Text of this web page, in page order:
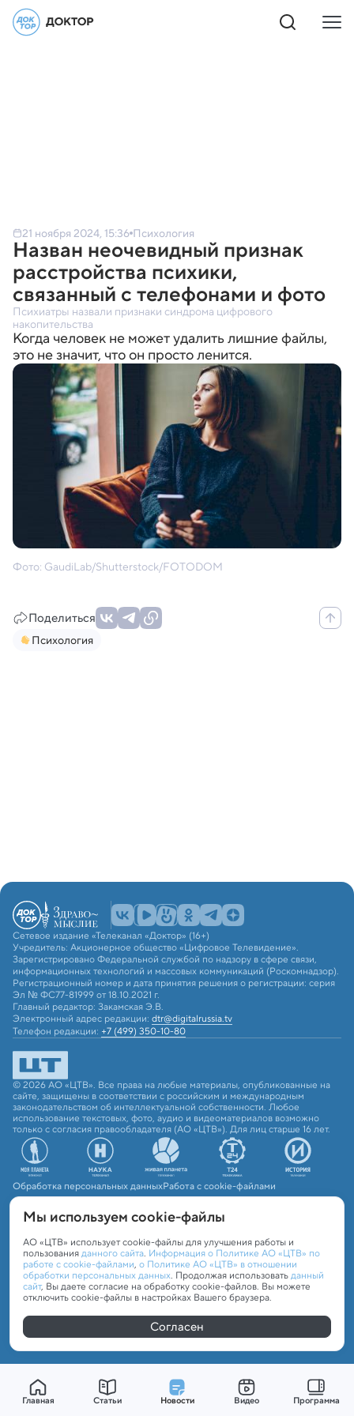
21 ноября 2024, 15:36 Психология
Назван неочевидный признак
расстройства психики,
связанный с телефонами и фото
Психиатры назвали признаки синдрома цифрового
накопительства
Когда человек не может удалить лишние файлы,
это не значит, что он просто ленится.
Фото: GaudiLab/Shutterstock/FOTODOM
Поделиться
Психология
Сетевое издание «Телеканал «Доктор» (16+)
Учредитель: Акционерное общество «Цифровое Телевидение».
Зарегистрировано Федеральной службой по надзору в сфере связи,
информационных технологий и массовых коммуникаций (Роскомнадзор).
Регистрационный номер и дата принятия решения о регистрации: серия
Эл № ФС77-81999 от 18.10.2021 г.
Главный редактор: Закамская Э.В.
Электронный адрес редакции: dtr@digitalrussia.tv
Телефон редакции: +7 (499) 350-10-80
© 2026 АО «ЦТВ». Все права на любые материалы, опубликованные на
сайте, защищены в соответствии с российским и международным
законодательством об интеллектуальной собственности. Любое
использование текстовых, фото, аудио и видеоматериалов возможно
только с согласия правообладателя (АО «ЦТВ»). Для лиц старше 16 лет.
Обработка персональных данныхРабота с cookie-файлами
Мы используем сookie-файлы
АО «ЦТВ» использует cookie-файлы для улучшения работы и
пользованияданного сайта. Информация о Политике АО «ЦТВ» по
работе с cookie-файлами, о Политике АО «ЦТВ» в отношении
обработки персональных данных. Продолжая использоватьданный
сайт, Вы даете согласие на обработку cookie-файлов. Вы можете
отключить cookie-файлы в настройках Вашего браузера.
Согласен
Главная Статьи Новости Видео Программа